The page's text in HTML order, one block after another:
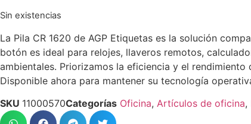
Sin existencias
La Pila CR 1620 de AGP Etiquetas es la solución
botón es ideal para relojes, llaveros remotos,
ambientales. Priorizamos la eficiencia y el
Disponible ahora para mantener su tecnología
SKU 11000570Categorías Oficina, Artículos de oficina,